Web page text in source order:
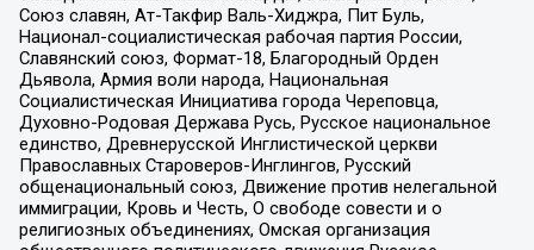
Союз славян, Ат-Такфир Валь-Хиджра, Пит Буль,
Национал-социалистическая рабочая партия России,
Славянский союз, Формат-18, Благородный Орден
Дьявола, Армия воли народа, Национальная
Социалистическая Инициатива города Череповца,
Духовно-Родовая Держава Русь, Русское национальное
единство, Древнерусской Инглистической церкви
Православных Староверов-Инглингов, Русский
общенациональный союз, Движение против нелегальной
иммиграции, Кровь и Честь, О свободе совести и о
религиозных объединениях, Омская организация